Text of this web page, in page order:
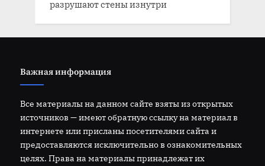
разрушают стены изнутри
Важная информация
Все материалы на данном сайте взяты из открытых
источников — имеют обратную ссылку на материал в
интернете или присланы посетителями сайта и
предоставляются исключительно в ознакомительных
целях. Права на материалы принадлежат их